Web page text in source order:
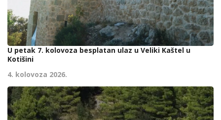
U petak 7. kolovoza besplatan ulaz u Veliki Kaštel u
Kotišini
4. kolovoza 2026.